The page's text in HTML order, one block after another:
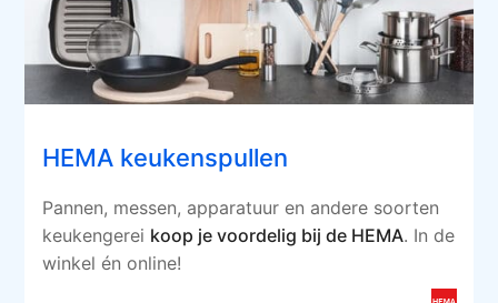
HEMA keukenspullen
Pannen, messen, apparatuur en andere soorten
keukengerei koop je voordelig bij de HEMA. In de
winkel én online!